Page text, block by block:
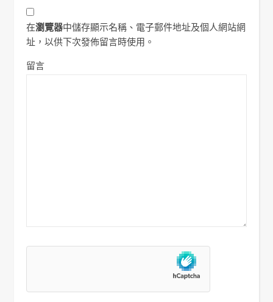
在瀏覽器中儲存顯示名稱、電子郵件地址及個人網站網
址，以供下次發佈留言時使用。
留言